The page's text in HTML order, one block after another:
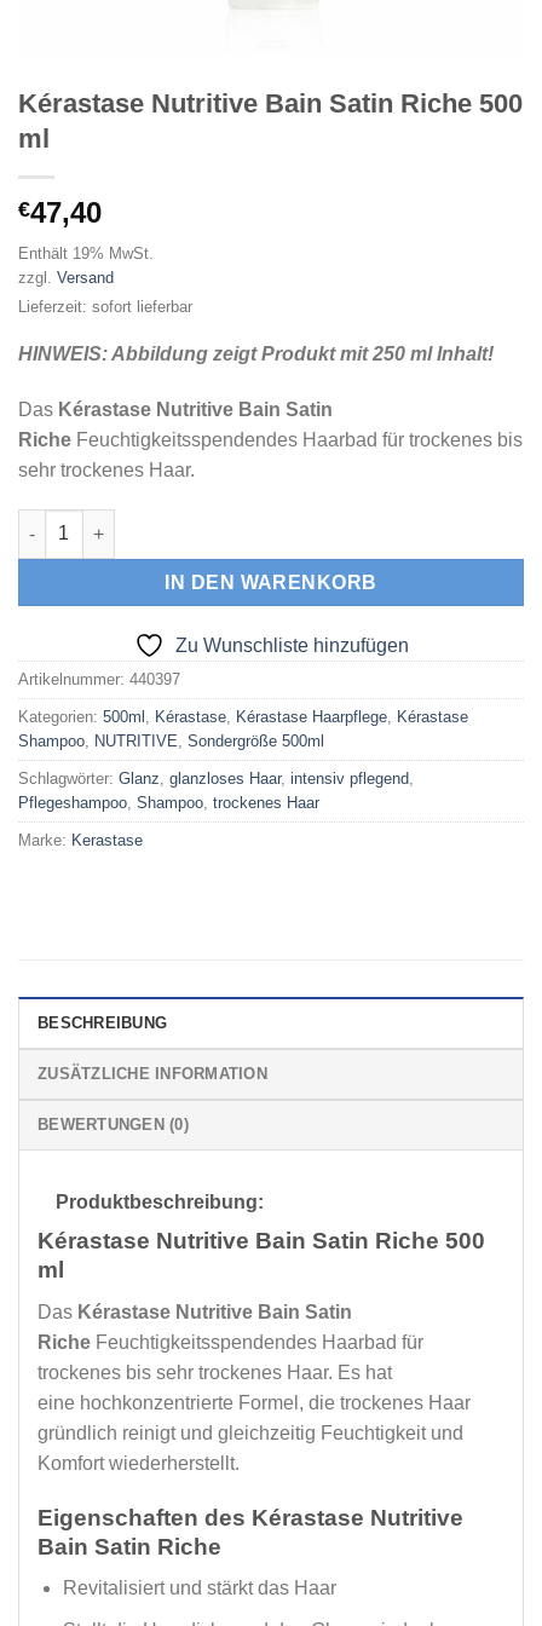
Kérastase Nutritive Bain Satin Riche 500
ml
€47,40
Enthält 19% MwSt.
zzgl. Versand
Lieferzeit: sofort lieferbar
HINWEIS: Abbildung zeigt Produkt mit 250 ml Inhalt!
Das Kérastase Nutritive Bain Satin
Riche Feuchtigkeitsspendendes Haarbad für trockenes bis
sehr trockenes Haar.
Kérastase Nutritive Bain Satin Riche 500 ml Menge
IN DEN WARENKORB
Zu Wunschliste hinzufügen
Artikelnummer: 440397
Kategorien: 500ml , Kérastase, Kérastase Haarpflege, Kérastase
Shampoo, NUTRITIVE, Sondergröße 500ml
Schlagwörter: Glanz, glanzloses Haar, intensiv pflegend,
Pflegeshampoo, Shampoo, trockenes Haar
Marke: Kerastase
BESCHREIBUNG
ZUSÄTZLICHE INFORMATION
BEWERTUNGEN (0)
Produktbeschreibung:
Kérastase Nutritive Bain Satin Riche 500
ml
Das Kérastase Nutritive Bain Satin
Riche Feuchtigkeitsspendendes Haarbad für
trockenes bis sehr trockenes Haar. Es hat
eine hochkonzentrierte Formel, die trockenes Haar
gründlich reinigt und gleichzeitig Feuchtigkeit und
Komfort wiederherstellt.
Eigenschaften des Kérastase Nutritive
Bain Satin Riche
Revitalisiert und stärkt das Haar